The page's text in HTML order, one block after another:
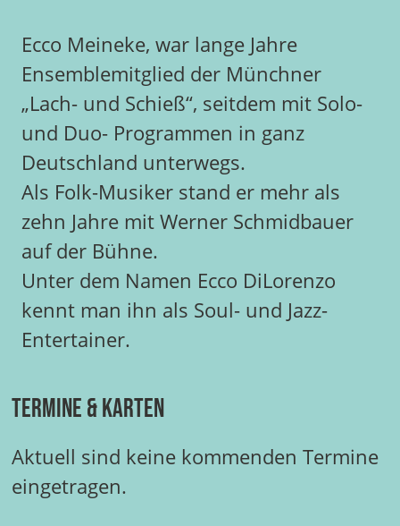
Ecco Meineke, war lange Jahre
Ensemblemitglied der Münchner
„Lach- und Schieß“, seitdem mit Solo-
und Duo- Programmen in ganz
Deutschland unterwegs.
Als Folk-Musiker stand er mehr als
zehn Jahre mit Werner Schmidbauer
auf der Bühne.
Unter dem Namen Ecco DiLorenzo
kennt man ihn als Soul- und Jazz-
Entertainer.
Termine & Karten
Aktuell sind keine kommenden Termine
eingetragen.